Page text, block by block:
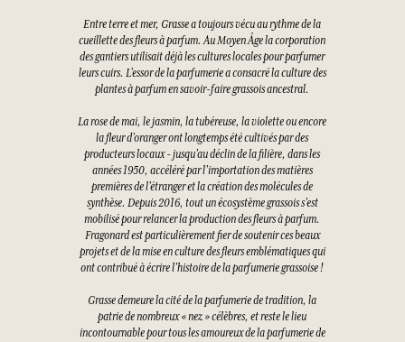
Entre terre et mer, Grasse a toujours vécu au rythme de la
cueillette des fleurs à parfum. Au Moyen Âge la corporation
des gantiers utilisait déjà les cultures locales pour parfumer
leurs cuirs. L’essor de la parfumerie a consacré la culture des
plantes à parfum en savoir-faire grassois ancestral.
La rose de mai, le jasmin, la tubéreuse, la violette ou encore
la fleur d’oranger ont longtemps été cultivés par des
producteurs locaux - jusqu’au déclin de la filière, dans les
années 1950, accéléré par l’importation des matières
premières de l’étranger et la création des molécules de
synthèse. Depuis 2016, tout un écosystème grassois s’est
mobilisé pour relancer la production des fleurs à parfum.
Fragonard est particulièrement fier de soutenir ces beaux
projets et de la mise en culture des fleurs emblématiques qui
ont contribué à écrire l’histoire de la parfumerie grassoise !
Grasse demeure la cité de la parfumerie de tradition, la
patrie de nombreux « nez » célèbres, et reste le lieu
incontournable pour tous les amoureux de la parfumerie de